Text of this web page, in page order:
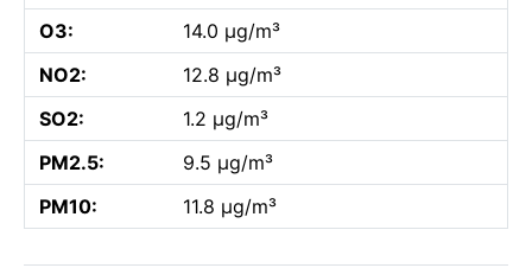
O3:
14.0 µg/m³
NO2:
12.8 µg/m³
SO2:
1.2 µg/m³
PM2.5:
9.5 µg/m³
PM10:
11.8 µg/m³